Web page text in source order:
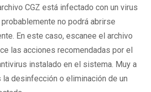
CGZ está infectado con un virus
no podrá abrirse
En este caso, escanee el archivo
las acciones recomendadas por el
instalado en el sistema. Muy a
la desinfección o eliminación de un